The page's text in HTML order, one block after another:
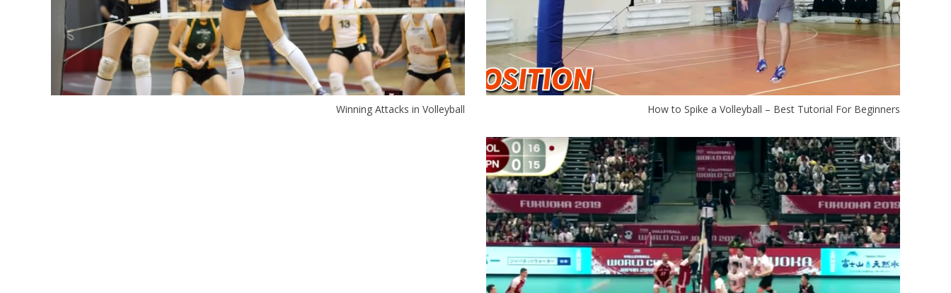
How to Spike a Volleyball – Best Tutorial For Beginners
Winning Attacks in Volleyball